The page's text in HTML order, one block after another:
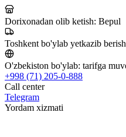
Dorixonadan olib ketish: Bepul
Toshkent bo'ylab yetkazib
O'zbekiston bo'ylab: tarifga
+998 (71) 205-0-888
Call center
Telegram
Yordam xizmati